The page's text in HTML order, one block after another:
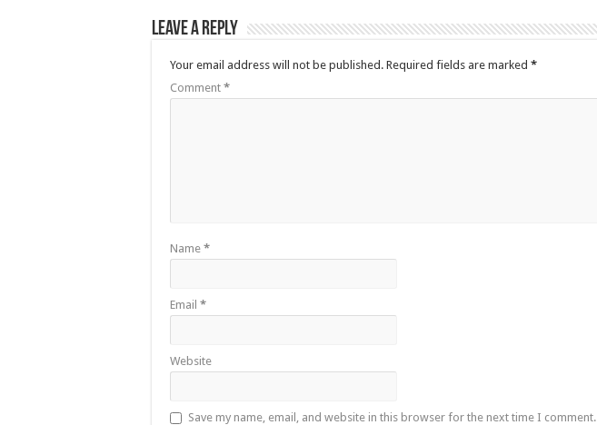
Leave a Reply
Your email address will not be published. Required fields are marked *
Comment *
Name *
Email *
Website
Save my name, email, and website in this browser for the next time I comment.